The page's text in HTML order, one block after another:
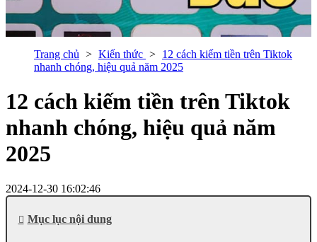
Trang chủ Kiến thức
12 cách kiếm tiền trên Tiktok
nhanh chóng, hiệu quả năm 2025
12 cách kiếm tiền trên Tiktok
nhanh chóng, hiệu quả năm
2025
2024-12-30 16:02:46
Mục lục nội dung